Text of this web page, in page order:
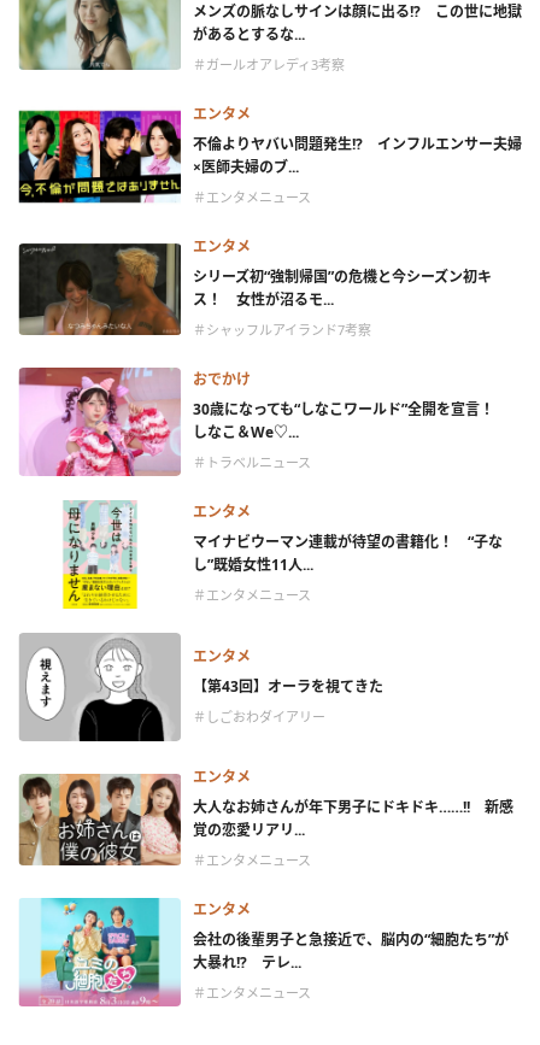
メンズの脈なしサインは顔に出る!? この世に地獄
があるとするな...
＃ガールオアレディ3考察
エンタメ
不倫よりヤバい問題発生!? インフルエンサー夫婦
×医師夫婦のブ...
＃エンタメニュース
エンタメ
シリーズ初“強制帰国”の危機と今シーズン初キ
ス！ 女性が沼るモ...
＃シャッフルアイランド7考察
おでかけ
30歳になっても“しなこワールド”全開を宣言！
しなこ＆We♡...
＃トラベルニュース
エンタメ
マイナビウーマン連載が待望の書籍化！ “子な
し”既婚女性11人...
＃エンタメニュース
エンタメ
【第43回】オーラを視てきた
＃しごおわダイアリー
エンタメ
大人なお姉さんが年下男子にドキドキ……!! 新感
覚の恋愛リアリ...
＃エンタメニュース
エンタメ
会社の後輩男子と急接近で、脳内の“細胞たち”が
大暴れ!? テレ...
＃エンタメニュース